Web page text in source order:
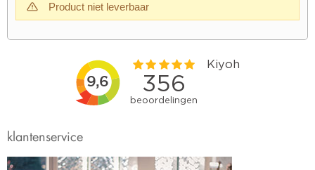
Product niet leverbaar
klantenservice